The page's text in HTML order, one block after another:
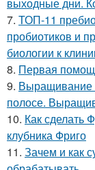
7. ТОП-11
пробиотиков и
биологии к
8. Первая
9. Выращивание
полосе.
10. Как сделать
клубника Фриго
11. Зачем и как